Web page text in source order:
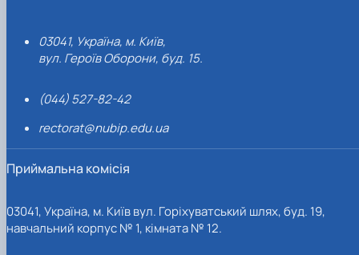
03041, Україна, м. Київ,
вул. Героїв Оборони, буд. 15.
(044) 527-82-42
rectorat@nubip.edu.ua
Приймальна комісія
03041, Україна, м. Київ вул. Горіхуватський шлях, буд. 19,
навчальний корпус № 1, кімната № 12.